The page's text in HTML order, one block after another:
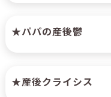
★パパの産後鬱
★産後クライシス